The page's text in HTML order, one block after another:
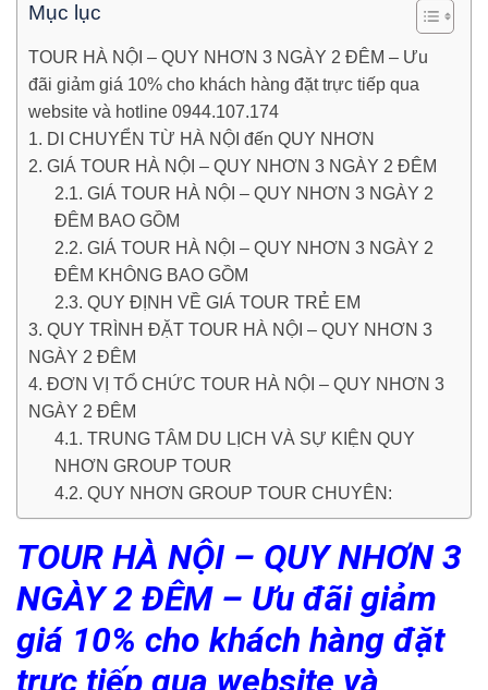
Mục lục
TOUR HÀ NỘI – QUY NHƠN 3 NGÀY 2 ĐÊM – Ưu
đãi giảm giá 10% cho khách hàng đặt trực tiếp qua
website và hotline 0944.107.174
1. DI CHUYỂN TỪ HÀ NỘI đến QUY NHƠN
2. GIÁ TOUR HÀ NỘI – QUY NHƠN 3 NGÀY 2 ĐÊM
2.1. GIÁ TOUR HÀ NỘI – QUY NHƠN 3 NGÀY 2
ĐÊM BAO GỒM
2.2. GIÁ TOUR HÀ NỘI – QUY NHƠN 3 NGÀY 2
ĐÊM KHÔNG BAO GỒM
2.3. QUY ĐỊNH VỀ GIÁ TOUR TRẺ EM
3. QUY TRÌNH ĐẶT TOUR HÀ NỘI – QUY NHƠN 3
NGÀY 2 ĐÊM
4. ĐƠN VỊ TỔ CHỨC TOUR HÀ NỘI – QUY NHƠN 3
NGÀY 2 ĐÊM
4.1. TRUNG TÂM DU LỊCH VÀ SỰ KIỆN QUY
NHƠN GROUP TOUR
4.2. QUY NHƠN GROUP TOUR CHUYÊN:
TOUR HÀ NỘI – QUY NHƠN 3
NGÀY 2 ĐÊM – Ưu đãi giảm
giá 10% cho khách hàng đặt
trực tiếp qua website và